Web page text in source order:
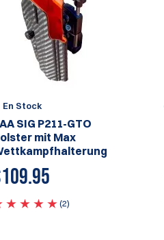
En Stock
SIG P211-GTO
mit Max
(2)